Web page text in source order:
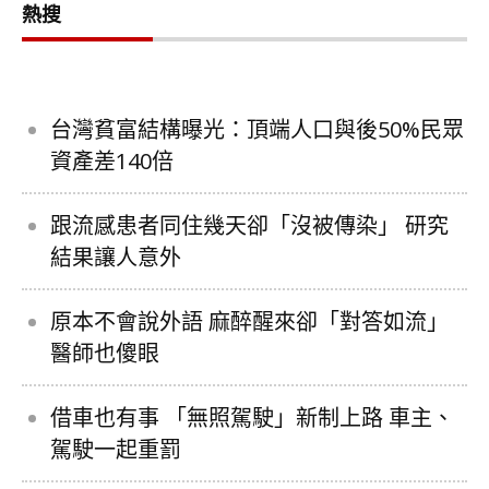
熱搜
台灣貧富結構曝光：頂端人口與後50%民眾
資產差140倍
跟流感患者同住幾天卻「沒被傳染」 研究
結果讓人意外
原本不會說外語 麻醉醒來卻「對答如流」
醫師也傻眼
借車也有事 「無照駕駛」新制上路 車主、
駕駛一起重罰